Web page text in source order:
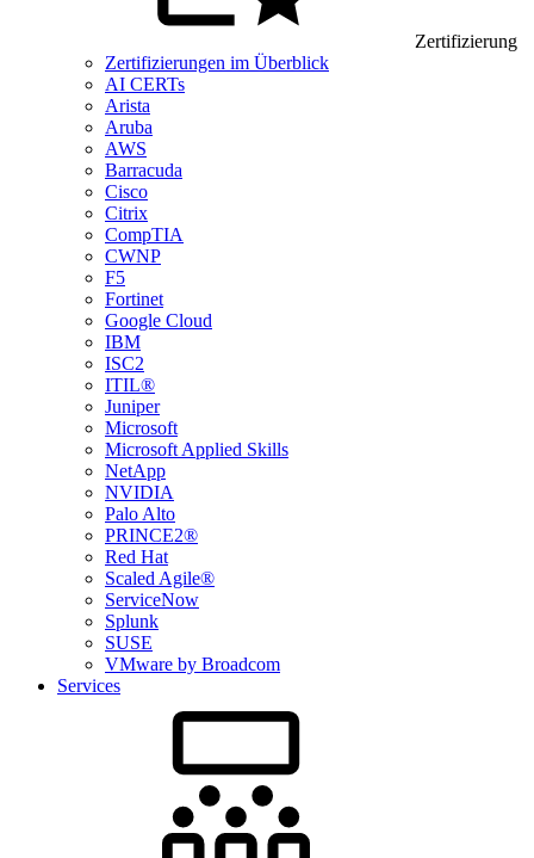
Zertifizierung
Zertifizierungen im Überblick
AI CERTs
Arista
Aruba
AWS
Barracuda
Cisco
Citrix
CompTIA
CWNP
F5
Fortinet
Google Cloud
IBM
ISC2
ITIL®
Juniper
Microsoft
Microsoft Applied Skills
NetApp
NVIDIA
Palo Alto
PRINCE2®
Red Hat
Scaled Agile®
ServiceNow
Splunk
SUSE
VMware by Broadcom
Services